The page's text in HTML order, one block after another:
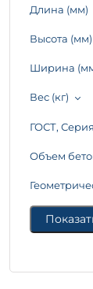
Длина (мм)
Высота (мм)
Ширина
Вес (кг)
ГОСТ, Серия
Объем